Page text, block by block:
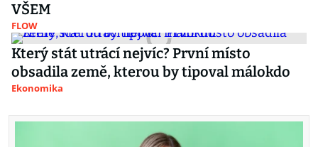
VŠEM
FLOW
Který stát utrácí nejvíc? První místo
obsadila země, kterou by tipoval málokdo
Ekonomika